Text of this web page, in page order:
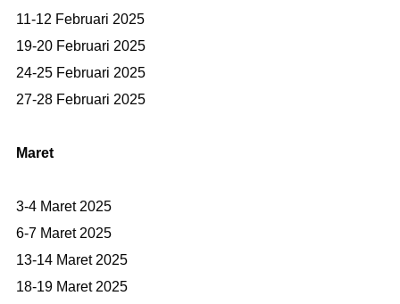
11-12 Februari 2025
19-20 Februari 2025
24-25 Februari 2025
27-28 Februari 2025
Maret
3-4 Maret 2025
6-7 Maret 2025
13-14 Maret 2025
18-19 Maret 2025